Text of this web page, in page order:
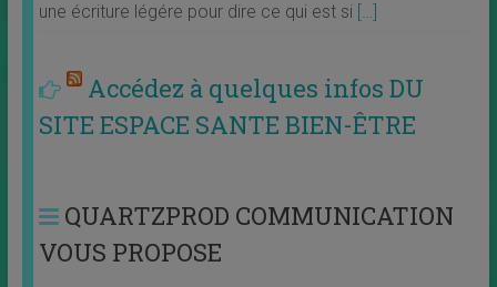
une écriture légére pour dire ce qui est si […]
Accédez à quelques infos DU
SITE ESPACE SANTE BIEN-ÊTRE
QUARTZPROD COMMUNICATION
VOUS PROPOSE